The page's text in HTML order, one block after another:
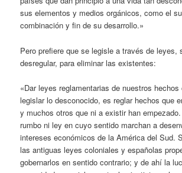
sus elementos y medios orgánicos, como el
combinación y fin de su desarrollo.»
Pero prefiere que se legisle a través de leyes,
desregular, para eliminar las existentes:
«Dar leyes reglamentarias de nuestros
legislar lo desconocido, es reglar hechos que
y muchos otros que ni a existir han
rumbo ni ley en cuyo sentido marchan a
intereses económicos de la América del Sud.
las antiguas leyes coloniales y españolas
gobernarlos en sentido contrario; y de ahí la